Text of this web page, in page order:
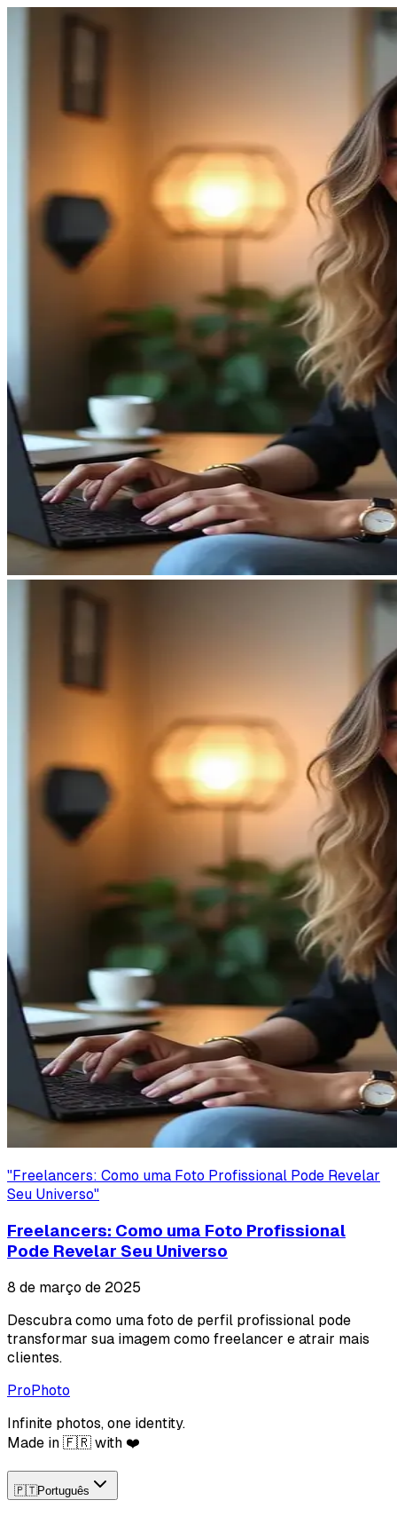
"Freelancers: Como uma Foto Profissional Pode Revelar
Seu Universo"
Freelancers: Como uma Foto Profissional
Pode Revelar Seu Universo
8 de março de 2025
Descubra como uma foto de perfil profissional pode
transformar sua imagem como freelancer e atrair mais
clientes.
ProPhoto
Infinite photos, one identity.
Made in 🇫🇷 with ❤️
🇵🇹Português